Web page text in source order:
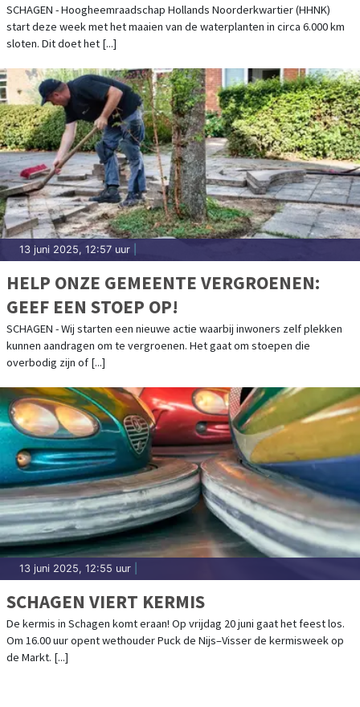
SCHAGEN - Hoogheemraadschap Hollands Noorderkwartier (HHNK)
start deze week met het maaien van de waterplanten in circa 6.000 km
sloten. Dit doet het [...]
13 juni 2025, 12:57 uur
HELP ONZE GEMEENTE VERGROENEN:
GEEF EEN STOEP OP!
SCHAGEN - Wij starten een nieuwe actie waarbij inwoners zelf plekken
kunnen aandragen om te vergroenen. Het gaat om stoepen die
overbodig zijn of [...]
13 juni 2025, 12:55 uur
SCHAGEN VIERT KERMIS
De kermis in Schagen komt eraan! Op vrijdag 20 juni gaat het feest los.
Om 16.00 uur opent wethouder Puck de Nijs–Visser de kermisweek op
de Markt. [...]